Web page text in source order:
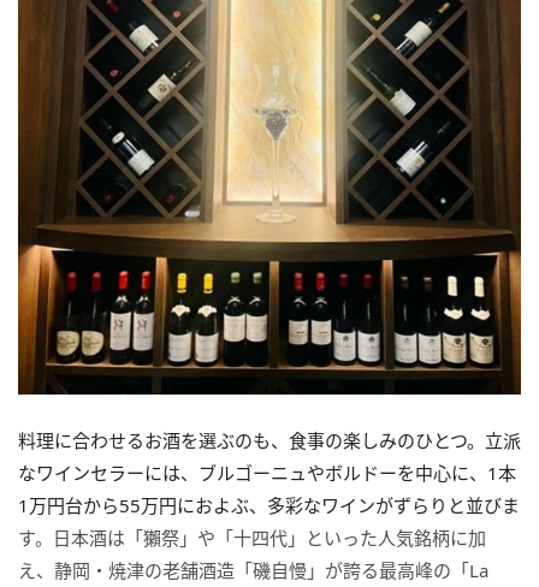
料理に合わせるお酒を選ぶのも、食事の楽しみのひとつ。立派
なワインセラーには、ブルゴーニュやボルドーを中心に、1本
1万円台から55万円におよぶ、多彩なワインがずらりと並びま
す。日本酒は「獺祭」や「十四代」といった人気銘柄に加
え、静岡・焼津の老舗酒造「磯自慢」が誇る最高峰の「La